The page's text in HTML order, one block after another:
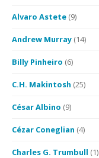
Alvaro Astete (9)
Andrew Murray (14)
Billy Pinheiro (6)
C.H. Makintosh (25)
César Albino (9)
Cézar Coneglian (4)
Charles G. Trumbull (1)